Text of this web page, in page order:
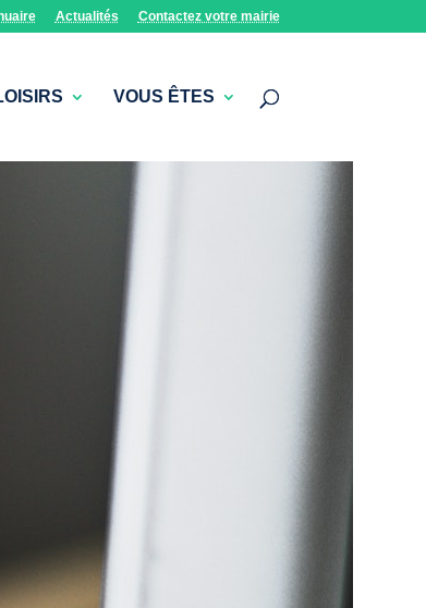
Actualités Contactez votre mairie
VOUS ÊTES